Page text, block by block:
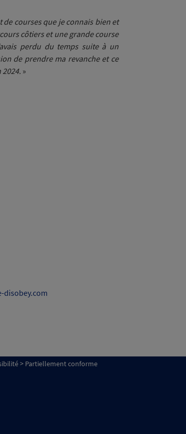
courses que je connais bien et
côtiers et une grande course
perdu du temps suite à un
de prendre ma revanche et ce
»
disobey.com
> Partiellement conforme